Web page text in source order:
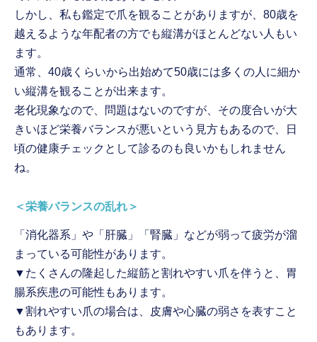
しかし、私も鑑定で爪を観ることがありますが、80歳を
越えるような年配者の方でも縦溝がほとんどない人もい
ます。
通常、40歳くらいから出始めて50歳には多くの人に細か
い縦溝を観ることが出来ます。
老化現象なので、問題はないのですが、その度合いが大
きいほど栄養バランスが悪いという見方もあるので、日
頃の健康チェックとして診るのも良いかもしれません
ね。
＜栄養バランスの乱れ＞
「消化器系」や「肝臓」「腎臓」などが弱って疲労が溜
まっている可能性があります。
▼たくさんの隆起した縦筋と割れやすい爪を伴うと、胃
腸系疾患の可能性もあります。
▼割れやすい爪の場合は、皮膚や心臓の弱さを表すこと
もあります。